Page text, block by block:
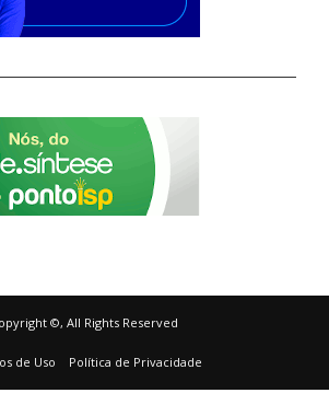
©, All Rights Reserved
de Uso Política de Privacidade